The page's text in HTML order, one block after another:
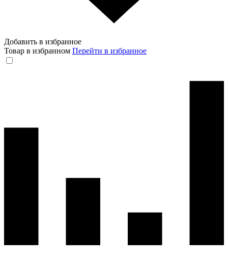
Добавить в избранное
Товар в избранном Перейти в избранное